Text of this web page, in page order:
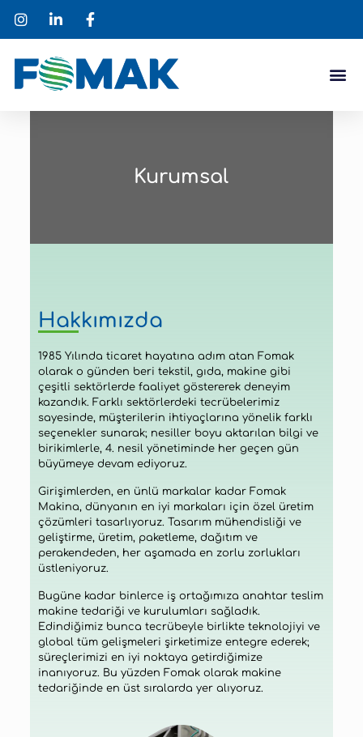
Kurumsal
Hakkımızda
1985 Yılında ticaret hayatına adım atan Fomak
olarak o günden beri tekstil, gıda, makine gibi
çeşitli sektörlerde faaliyet göstererek deneyim
kazandık. Farklı sektörlerdeki tecrübelerimiz
sayesinde, müşterilerin ihtiyaçlarına yönelik farklı
seçenekler sunarak; nesiller boyu aktarılan bilgi ve
birikimlerle, 4. nesil yönetiminde her geçen gün
büyümeye devam ediyoruz.
Girişimlerden, en ünlü markalar kadar Fomak
Makina, dünyanın en iyi markaları için özel üretim
çözümleri tasarlıyoruz. Tasarım mühendisliği ve
geliştirme, üretim, paketleme, dağıtım ve
perakendeden, her aşamada en zorlu zorlukları
üstleniyoruz.
Bugüne kadar binlerce iş ortağımıza anahtar teslim
makine tedariği ve kurulumları sağladık.
Edindiğimiz bunca tecrübeyle birlikte teknolojiyi ve
global tüm gelişmeleri şirketimize entegre ederek;
süreçlerimizi en iyi noktaya getirdiğimize
inanıyoruz. Bu yüzden Fomak olarak makine
tedariğinde en üst sıralarda yer alıyoruz.